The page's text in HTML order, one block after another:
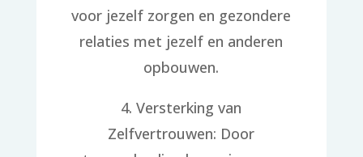
voor jezelf zorgen en gezondere
relaties met jezelf en anderen
opbouwen.
4. Versterking van
Zelfvertrouwen: Door